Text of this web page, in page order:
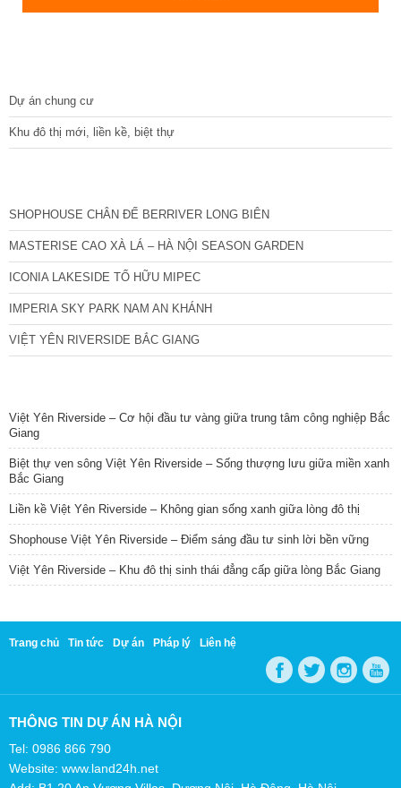
Dự án chung cư
Khu đô thị mới, liền kề, biệt thự
SHOPHOUSE CHÂN ĐẾ BERRIVER LONG BIÊN
MASTERISE CAO XÀ LÁ – HÀ NỘI SEASON GARDEN
ICONIA LAKESIDE TỐ HỮU MIPEC
IMPERIA SKY PARK NAM AN KHÁNH
VIỆT YÊN RIVERSIDE BẮC GIANG
Việt Yên Riverside – Cơ hội đầu tư vàng giữa trung tâm công nghiệp Bắc
Giang
Biệt thự ven sông Việt Yên Riverside – Sống thượng lưu giữa miền xanh
Bắc Giang
Liền kề Việt Yên Riverside – Không gian sống xanh giữa lòng đô thị
Shophouse Việt Yên Riverside – Điểm sáng đầu tư sinh lời bền vững
Việt Yên Riverside – Khu đô thị sinh thái đẳng cấp giữa lòng Bắc Giang
Trang chủ Tin tức Dự án Pháp lý Liên hệ
THÔNG TIN DỰ ÁN HÀ NỘI
Tel: 0986 866 790
Website: www.land24h.net